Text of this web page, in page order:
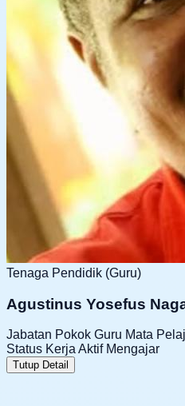
Tenaga Pendidik (Guru)
Agustinus Yosefus
Jabatan Pokok Guru Mata
Status KerjaAktif Mengajar
Tutup Detail